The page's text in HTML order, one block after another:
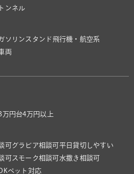
ンネル
ソリンスタンド 飛行機・航空系
両
万円台4万円以上
可 グラビア相談可 平日貸切しやすい
可 スモーク相談可 水撒き相談可
ペット対応